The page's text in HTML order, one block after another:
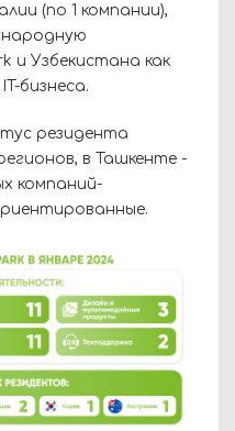
(по 1 компании),
и Узбекистана как
бизнеса.
резидента
в Ташкенте -
компаний-